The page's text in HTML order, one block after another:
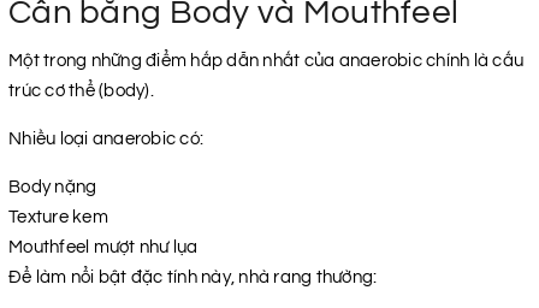
Cân bằng Body và Mouthfeel
Một trong những điểm hấp dẫn nhất của anaerobic chính là cấu
trúc cơ thể (body).
Nhiều loại anaerobic có:
Body nặng
Texture kem
Mouthfeel mượt như lụa
Để làm nổi bật đặc tính này, nhà rang thường: